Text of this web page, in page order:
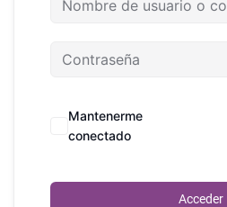
Mantenerme
conectado
Acceder